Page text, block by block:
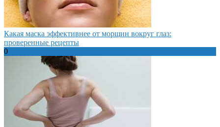
Какая маска эффективнее от морщин вокруг глаз:
проверенные рецепты
0